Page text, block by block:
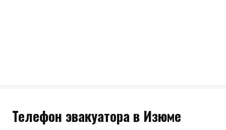
Телефон эвакуатора в Изюме